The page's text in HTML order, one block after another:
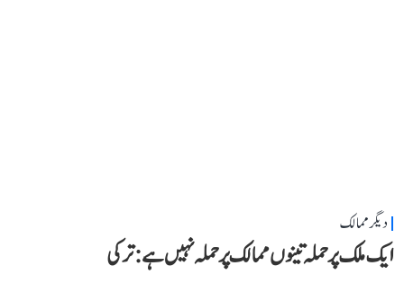
دیگر ممالک
ایک ملک پر حملہ تینوں ممالک پر حملہ نہیں ہے: ترکی